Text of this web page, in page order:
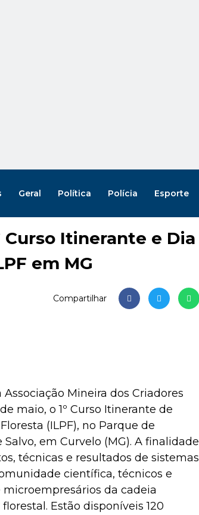
Geral Política Polícia Esporte
Curso Itinerante e Dia
em MG
Compartilhar
Mineira dos Criadores
maio, o 1º Curso Itinerante de
(ILPF), no Parque de
em Curvelo (MG). A finalidade
técnicas e resultados de sistemas
científica, técnicos e
da cadeia
Estão disponíveis 120